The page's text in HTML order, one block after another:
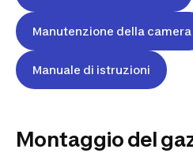
Manutenzione della camera
Manuale di istruzioni
Montaggio del